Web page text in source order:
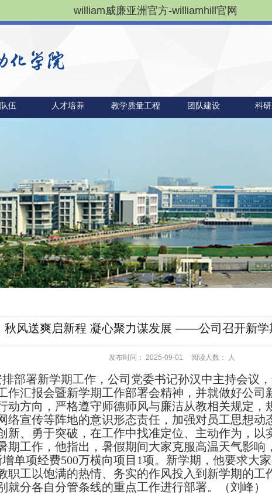
william威廉亚洲官方-williamhill官网
伍 人才培养 教学质量工程 团队建设 科
秋风送爽启新程 凝心聚力谋发展 ——公司召开新学
发布时间： 2025-09-01 阅读人数： 人
部署新学期工作，公司党委书记孙汉中主持会议，
作汇报会暨新学期工作部署会精神，并就做好公
动方向，严格遵守师德师风与廉洁从教相关规定
络宣传等阵地的意识形态责任，加强对员工思想
、勇于突破，在工作中找准定位、主动作为，以
期工作，他指出，暑假期间大家克服高温天气影
单项经费500万横向项目1项。新学期，他要求大
工以饱满的热情、务实的作风投入到新学期的工
分各自分管条线的重点工作进行部署。（刘峰）